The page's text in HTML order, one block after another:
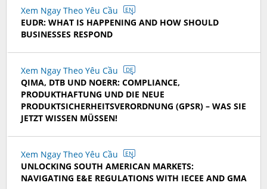
Xem Ngay Theo Yêu Cầu EN
EUDR: WHAT IS HAPPENING AND HOW SHOULD
BUSINESSES RESPOND
Xem Ngay Theo Yêu Cầu DE
QIMA, DTB UND NOERR: COMPLIANCE,
PRODUKTHAFTUNG UND DIE NEUE
PRODUKTSICHERHEITSVERORDNUNG (GPSR) – WAS SIE
JETZT WISSEN MÜSSEN!
Xem Ngay Theo Yêu Cầu EN
UNLOCKING SOUTH AMERICAN MARKETS:
NAVIGATING E&E REGULATIONS WITH IECEE AND GMA